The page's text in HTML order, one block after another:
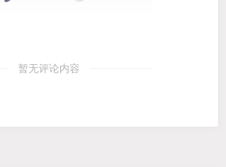
暂无评论内容